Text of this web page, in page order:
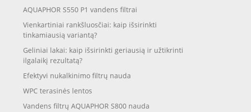
AQUAPHOR S550 P1 vandens filtrai
Vienkartiniai rankšluosčiai: kaip išsirinkti
tinkamiausią variantą?
Geliniai lakai: kaip išsirinkti geriausią ir užtikrinti
ilgalaikį rezultatą?
Efektyvi nukalkinimo filtrų nauda
WPC terasinės lentos
Vandens filtrų AQUAPHOR S800 nauda